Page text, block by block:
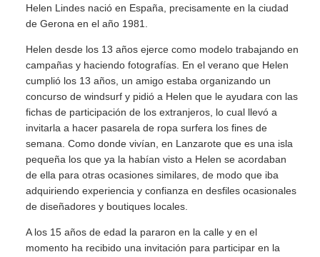
Helen Lindes nació en España, precisamente en la ciudad
de Gerona en el año 1981.
Helen desde los 13 años ejerce como modelo trabajando en
campañas y haciendo fotografías. En el verano que Helen
cumplió los 13 años, un amigo estaba organizando un
concurso de windsurf y pidió a Helen que le ayudara con las
fichas de participación de los extranjeros, lo cual llevó a
invitarla a hacer pasarela de ropa surfera los fines de
semana. Como donde vivían, en Lanzarote que es una isla
pequeña los que ya la habían visto a Helen se acordaban
de ella para otras ocasiones similares, de modo que iba
adquiriendo experiencia y confianza en desfiles ocasionales
de diseñadores y boutiques locales.
A los 15 años de edad la pararon en la calle y en el
momento ha recibido una invitación para participar en la